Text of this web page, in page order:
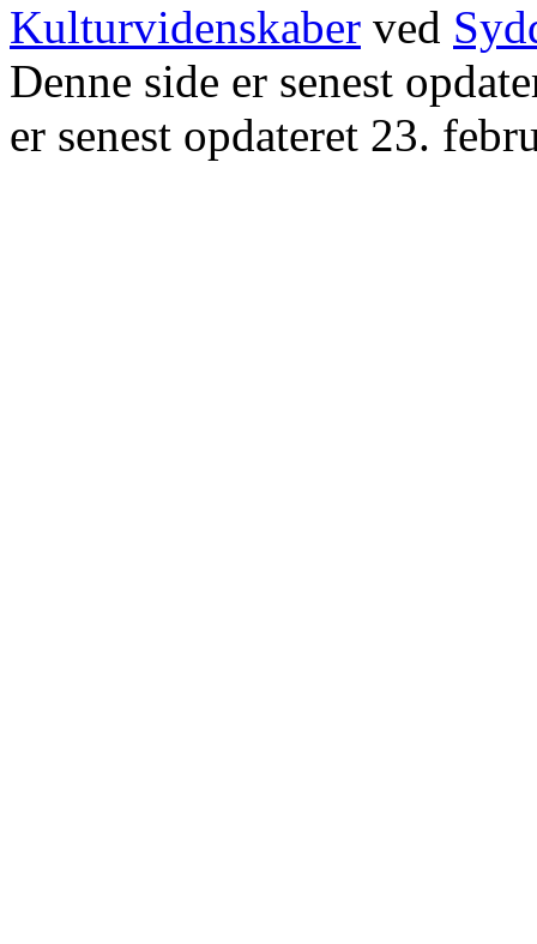
Kulturvidenskaber ved
Denne side er senest
er senest opdateret 23.